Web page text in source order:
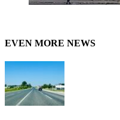
EVEN MORE NEWS